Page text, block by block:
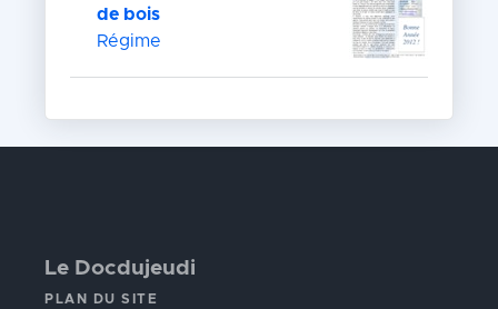
de bois
Régime
Le Docdujeudi
PLAN DU SITE